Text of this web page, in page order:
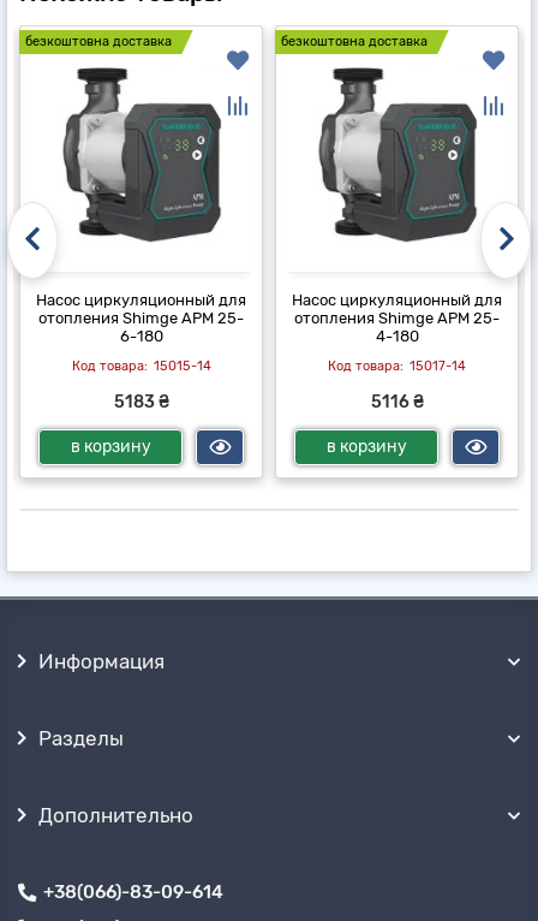
безкоштовна доставка
Насос циркуляционный для
отопления Shimge APM 25-
6-180
15015-14
5183 ₴
в корзину
безкоштовна доставка
Насос циркуляционный для
отопления Shimge APM 25-
4-180
15017-14
5116 ₴
в корзину
Информация
Разделы
Дополнительно
+38(066)-83-09-614